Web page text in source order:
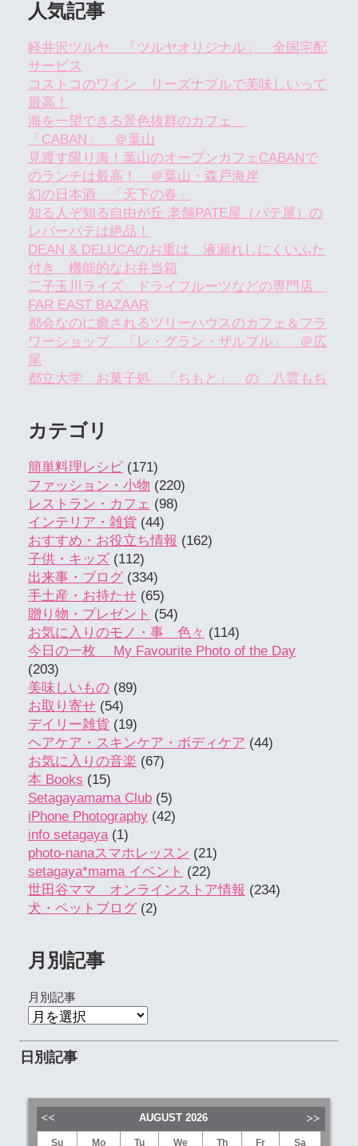
人気記事
軽井沢ツルヤ 「ツルヤオリジナル」 全国宅配
サービス
コストコのワイン リーズナブルで美味しいって
最高！
海を一望できる景色抜群のカフェ
「CABAN」 ＠葉山
見渡す限り海！葉山のオープンカフェCABANで
のランチは最高！ ＠葉山・森戸海岸
幻の日本酒 「天下の春」
知る人ぞ知る自由が丘 老舗PATE屋（パテ屋）の
レバーパテは絶品！
DEAN & DELUCAのお重は 液漏れしにくいふた
付き 機能的なお弁当箱
二子玉川ライズ ドライフルーツなどの専門店
FAR EAST BAZAAR
都会なのに癒されるツリーハウスのカフェ＆フラ
ワーショップ 「レ・グラン・ザルブル」 ＠広
尾
都立大学 お菓子処 「ちもと」 の 八雲もち
カテゴリ
簡単料理レシピ (171)
ファッション・小物 (220)
レストラン・カフェ (98)
インテリア・雑貨 (44)
おすすめ・お役立ち情報 (162)
子供・キッズ (112)
出来事・ブログ (334)
手土産・お持たせ (65)
贈り物・プレゼント (54)
お気に入りのモノ・事 色々 (114)
今日の一枚 My Favourite Photo of the Day
(203)
美味しいもの (89)
お取り寄せ (54)
デイリー雑貨 (19)
ヘアケア・スキンケア・ボディケア (44)
お気に入りの音楽 (67)
本 Books (15)
Setagayamama Club (5)
iPhone Photography (42)
info setagaya(1)
photo-nanaスマホレッスン (21)
setagaya*mama イベント (22)
世田谷ママ オンラインストア情報 (234)
犬・ペットブログ (2)
月別記事
月別記事
日別記事
AUGUST 2026
Su Mo Tu We Th Fr Sa